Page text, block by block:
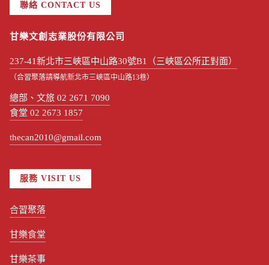
聯絡 CONTACT US
甘樂文創志業股份有限公司
237-41新北市三峽區中山路30號B1（三峽區公所正對面）
（合習聚落請導航新北市三峽區中山路13巷）
總部、文旅 02 2671 7090
食堂 02 2673 1857
thecan2010@gmail.com
服務 VISIT US
合習聚落
甘樂食堂
甘樂茶事